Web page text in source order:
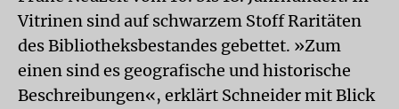
Vitrinen sind auf schwarzem Stoff Raritäten
des Bibliotheksbestandes gebettet. »Zum
einen sind es geografische und historische
Beschreibungen«, erklärt Schneider mit Blick